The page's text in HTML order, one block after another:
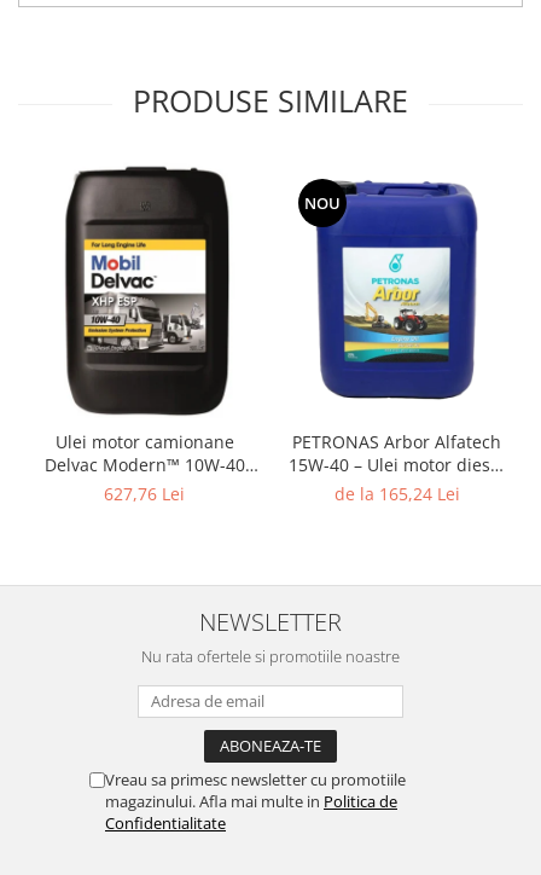
PRODUSE SIMILARE
Ulei motor camionane
Delvac Modern™ 10W-40
Advanced Protection (fost
627,76 Lei
NOU
PETRONAS Arbor Alfatech
15W-40 – Ulei motor diesel
pentru utilaje agricole și de
de la 165,24 Lei
NEWSLETTER
Nu rata ofertele si promotiile noastre
Vreau sa primesc newsletter cu promotiile
magazinului. Afla mai multe in Politica de
Confidentialitate